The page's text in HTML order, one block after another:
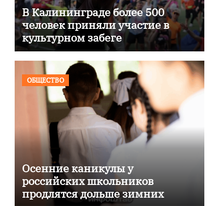
В Калининграде более 500
человек приняли участие в
культурном забеге
ОБЩЕСТВО
Осенние каникулы у
российских школьников
продлятся дольше зимних